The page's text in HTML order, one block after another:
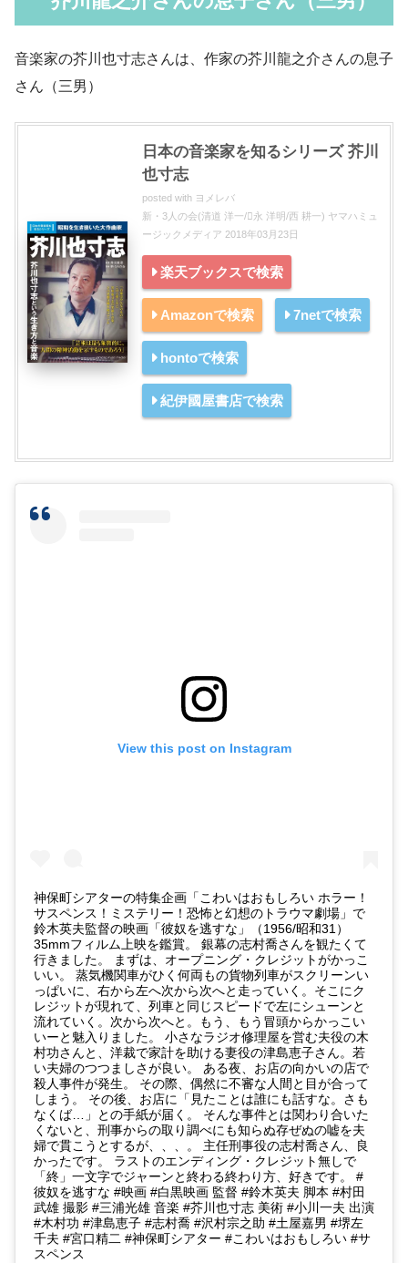
音楽家の芥川也寸志さんは、作家の芥川龍之介さんの息子
さん（三男）
日本の音楽家を知るシリーズ 芥川
也寸志
posted with ヨメレバ
新・3人の会(清道 洋一/永 洋明/西 耕一) ヤマハミュ
ージックメディア 2018年03月23日
楽天ブックスで検索
Amazonで検索 7netで検索
hontoで検索
紀伊國屋書店で検索
View this post on Instagram
神保町シアターの特集企画「こわいはおもしろい ホラー！
サスペンス！ミステリー！恐怖と幻想のトラウマ劇場」で
鈴木英夫監督の映画「彼奴を逃すな」（1956/昭和31）
35mmフィルム上映を鑑賞。 銀幕の志村喬さんを観たくて
行きました。 まずは、オープニング・クレジットがかっこ
いい。 蒸気機関車がひく何両もの貨物列車がスクリーンい
っぱいに、右から左へ次から次へと走っていく。そこにク
レジットが現れて、列車と同じスピードで左にシューンと
流れていく。次から次へと。もう、もう冒頭からかっこい
いーと魅入りました。 小さなラジオ修理屋を営む夫役の木
村功さんと、洋裁で家計を助ける妻役の津島恵子さん。若
い夫婦のつつましさが良い。 ある夜、お店の向かいの店で
殺人事件が発生。 その際、偶然に不審な人間と目が合って
しまう。 その後、お店に「見たことは誰にも話すな。さも
なくば…」との手紙が届く。 そんな事件とは関わり合いた
くないと、刑事からの取り調べにも知らぬ存ぜぬの嘘を夫
婦で貫こうとするが、、、。 主任刑事役の志村喬さん、良
かったです。 ラストのエンディング・クレジット無しで
「終」一文字でジャーンと終わる終わり方、好きです。 #
彼奴を逃すな #映画 #白黒映画 監督 #鈴木英夫 脚本 #村田
武雄 撮影 #三浦光雄 音楽 #芥川也寸志 美術 #小川一夫 出演
#木村功 #津島恵子 #志村喬 #沢村宗之助 #土屋嘉男 #堺左
千夫 #宮口精二 #神保町シアター #こわいはおもしろい #サ
スペンス